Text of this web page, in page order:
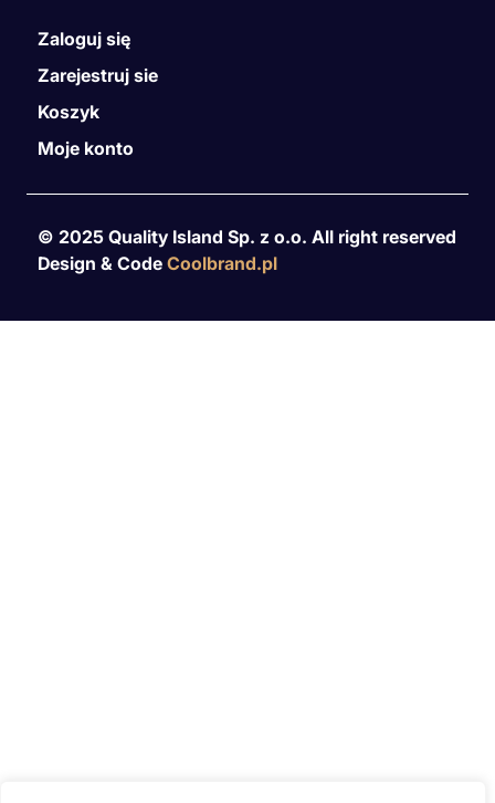
Zaloguj się
Zarejestruj sie
Koszyk
Moje konto
© 2025 Quality Island Sp. z o.o. All right reserved
Design & Code Coolbrand.pl